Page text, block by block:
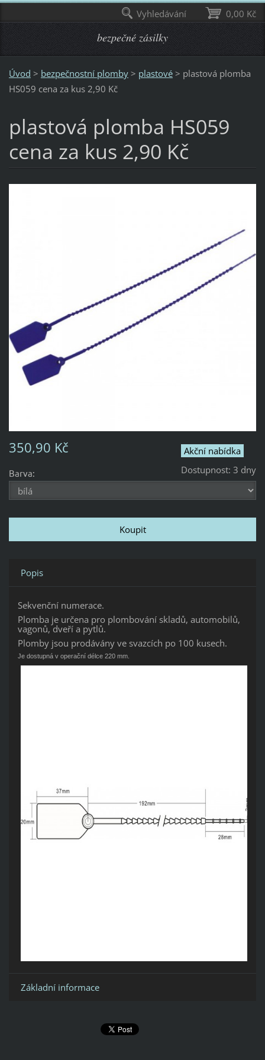
bezpečné zásilky
Úvod > bezpečnostní plomby > plastové > plastová plomba
HS059 cena za kus 2,90 Kč
plastová plomba HS059
cena za kus 2,90 Kč
Akční nabídka
Dostupnost: 3 dny
350,90 Kč
Barva:
Popis
Sekvenční numerace.
Plomba je určena pro plombování skladů, automobilů,
vagonů, dveří a pytlů.
Plomby jsou prodávány ve svazcích po 100 kusech.
Je dostupná v operační délce 220 mm.
Základní informace
0,00 Kč
Vyhledávání